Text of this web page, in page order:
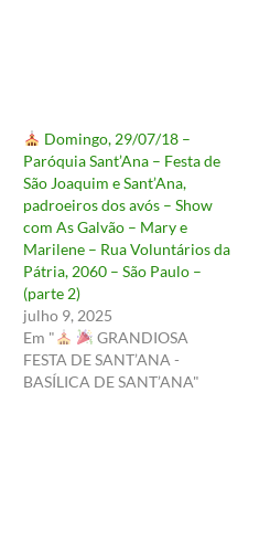
Domingo, 29/07/18 –
Paróquia Sant’Ana – Festa de
São Joaquim e Sant’Ana,
padroeiros dos avós – Show
com As Galvão – Mary e
Marilene – Rua Voluntários da
Pátria, 2060 – São Paulo –
(parte 2)
julho 9, 2025
Em "
GRANDIOSA
FESTA DE SANT’ANA -
BASÍLICA DE SANT’ANA"